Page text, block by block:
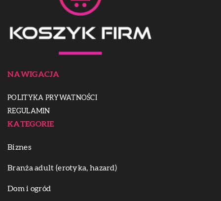
NAWIGACJA
POLITYKA PRYWATNOŚCI
REGULAMIN
KATEGORIE
Biznes
Branża adult (erotyka, hazard)
Dom i ogród